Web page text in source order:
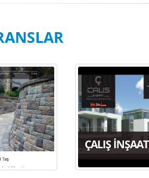
ÇALIŞ İNŞAAT